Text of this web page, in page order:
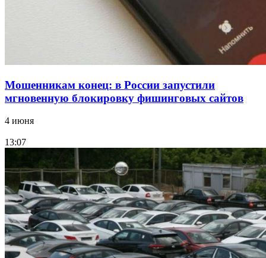
Мошенникам конец: в России запустили
мгновенную блокировку фишинговых сайтов
4 июня
13:07